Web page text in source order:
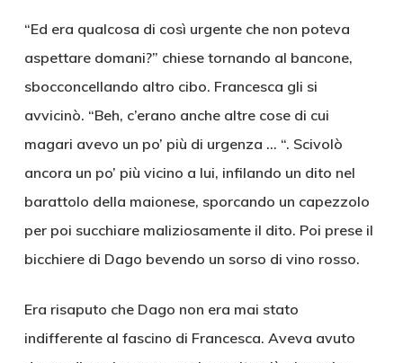
“Ed era qualcosa di così urgente che non poteva
aspettare domani?” chiese tornando al bancone,
sbocconcellando altro cibo. Francesca gli si
avvicinò. “Beh, c’erano anche altre cose di cui
magari avevo un po’ più di urgenza … “. Scivolò
ancora un po’ più vicino a lui, infilando un dito nel
barattolo della maionese, sporcando un capezzolo
per poi succhiare maliziosamente il dito. Poi prese il
bicchiere di Dago bevendo un sorso di vino rosso.
Era risaputo che Dago non era mai stato
indifferente al fascino di Francesca. Aveva avuto